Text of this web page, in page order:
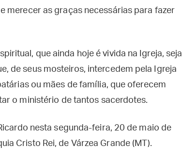
merecer as graças necessárias para fazer
que ainda hoje é vivida na Igreja, seja
de seus mosteiros, intercedem pela Igreja
ou mães de família, que oferecem
o ministério de tantos sacerdotes.
nesta segunda-feira, 20 de maio de
Cristo Rei, de Várzea Grande (MT).